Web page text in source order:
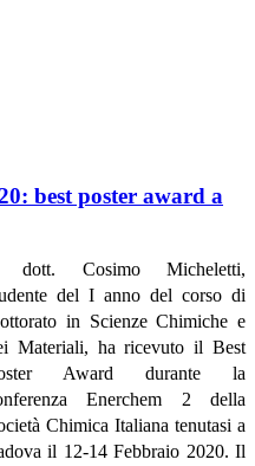
best poster award a
dott. Cosimo Micheletti,
del I anno del corso di
in Scienze Chimiche e
Materiali, ha ricevuto il Best
Award durante la
Enerchem 2 della
Chimica Italiana tenutasi a
il 12-14 Febbraio 2020. Il